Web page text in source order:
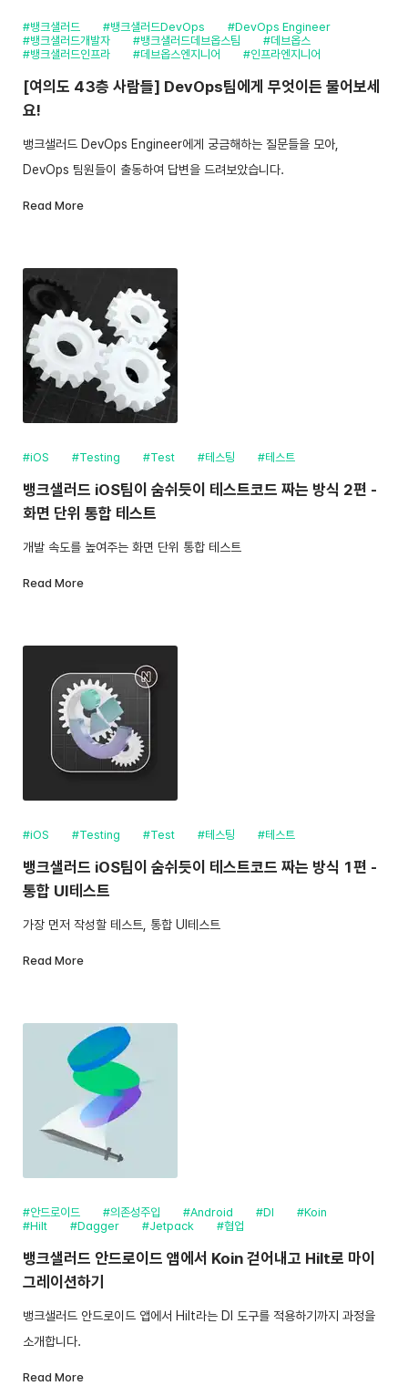
#뱅크샐러드 #뱅크샐러드DevOps
#DevOps Engineer
#뱅크샐러드개발자
#뱅크샐러드데브옵스팀
#데브옵스
#뱅크샐러드인프라
#데브옵스엔지니어 #인프라엔지니어
[여의도 43층 사람들] DevOps팀에게 무엇이든 물어보세
요!
뱅크샐러드 DevOps Engineer에게 궁금해하는 질문들을 모아,
DevOps 팀원들이 출동하여 답변을 드려보았습니다.
Read More
#iOS #Testing #Test #테스팅 #테스트
뱅크샐러드 iOS팀이 숨쉬듯이 테스트코드 짜는 방식 2편 -
화면 단위 통합 테스트
개발 속도를 높여주는 화면 단위 통합 테스트
Read More
#iOS #Testing #Test #테스팅 #테스트
뱅크샐러드 iOS팀이 숨쉬듯이 테스트코드 짜는 방식 1편 -
통합 UI테스트
가장 먼저 작성할 테스트, 통합 UI테스트
Read More
#안드로이드 #의존성주입 #Android #DI
#Koin
#Hilt
#Dagger #Jetpack #협업
뱅크샐러드 안드로이드 앱에서 Koin 걷어내고 Hilt로 마이
그레이션하기
뱅크샐러드 안드로이드 앱에서 Hilt라는 DI 도구를 적용하기까지 과정을
소개합니다.
Read More